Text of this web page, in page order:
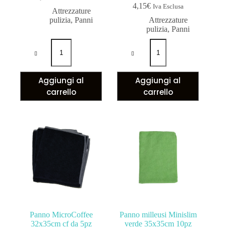
Attrezzature
pulizia,Panni
Aggiungi al
carrello
4,15€ Iva Esclusa
Attrezzature
pulizia,Panni
Aggiungi al
carrello
Panno MicroCoffee
32x35cm cf da 5pz
Panno milleusi Minislim
verde 35x35cm 10pz